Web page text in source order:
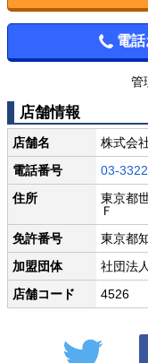
電話
管
店舗情報
店舗名
株式会
電話番号
03-
住所
東京都
Ｆ
免許番号
東京都
加盟団体
社団法
店舗コード
4526